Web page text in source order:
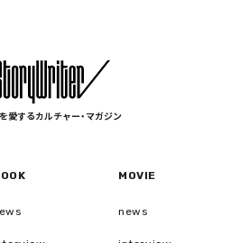
愛するカルチャー・マガジン
MOVIE
news